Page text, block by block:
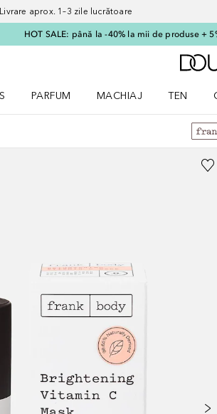
aprox. 1–3 zile lucrătoare
HOT SALE: până la -40% la mii de produse +
PARFUM
MACHIAJ
TEN